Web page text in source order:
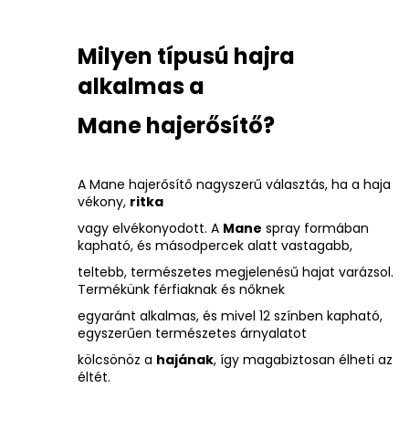
Milyen típusú hajra
alkalmas a
Mane hajerősítő?
A Mane hajerősítő nagyszerű választás, ha a haja
vékony, ritka
vagy elvékonyodott. A Mane spray formában
kapható, és másodpercek alatt vastagabb,
teltebb, természetes megjelenésű hajat varázsol.
Termékünk férfiaknak és nőknek
egyaránt alkalmas, és mivel 12 színben kapható,
egyszerűen természetes árnyalatot
kölcsönöz a hajának, így magabiztosan élheti az
éltét.